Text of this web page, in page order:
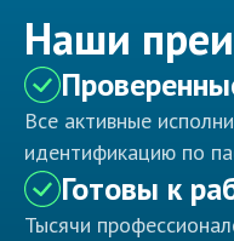
Наши
Все активные
идентификацию по
Готовы к
Тысячи